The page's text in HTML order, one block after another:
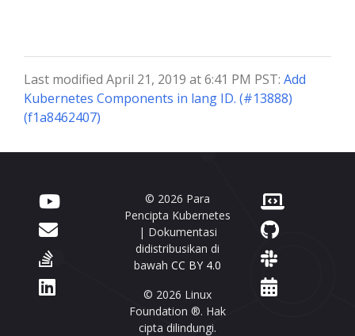
Last modified April 21, 2019 at 6:41 PM PST: Add
Kubernetes Components in lang ID. (#13888)
(f1a8462407)
© 2026 Para
Pencipta Kubernetes
| Dokumentasi
didistribusikan di
bawah CC BY 4.0
© 2026 Linux
Foundation ®. Hak
cipta dilindungi.